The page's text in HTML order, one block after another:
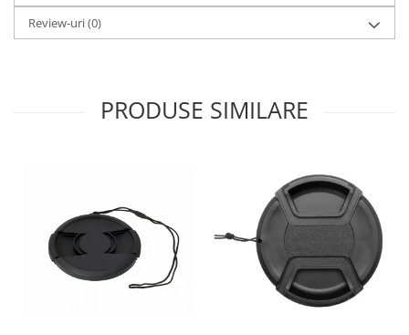
Cititoare carduri
Huse protectie card memorie
Acumulatori AA/AAA (R6/R3)) si
incarcatoare
Baterii
Incarcatoare acumulatori Foto-
Review-uri(0)
PRODUSE SIMILARE